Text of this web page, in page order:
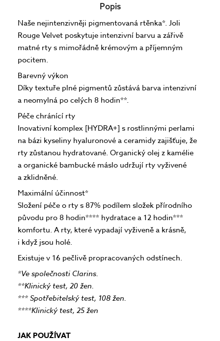
Popis
Naše nejintenzivněji pigmentovaná rtěnka*. Joli
Rouge Velvet poskytuje intenzivní barvu a zářivě
matné rty s mimořádně krémovým a příjemným
pocitem.
Barevný výkon
Díky textuře plné pigmentů zůstává barva intenzivní
a neomylná po celých 8 hodin**.
Péče chránící rty
Inovativní komplex [HYDRA+] s rostlinnými perlami
na bázi kyseliny hyaluronové a ceramidy zajišťuje, že
rty zůstanou hydratované. Organický olej z kamélie
a organické bambucké máslo udržují rty vyživené
a zklidněné.
Maximální účinnost*
Složení péče o rty s 87% podílem složek přírodního
původu pro 8 hodin**** hydratace a 12 hodin***
komfortu. A rty, které vypadají vyživeně a krásně,
i když jsou holé.
Existuje v 16 pečlivě propracovaných odstínech.
*Ve společnosti Clarins.
**Klinický test, 20 žen.
*** Spotřebitelský test, 108 žen.
****Klinický test, 25 žen
JAK POUŽÍVAT